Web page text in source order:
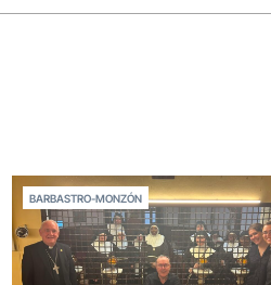
BARBASTRO-MONZÓN